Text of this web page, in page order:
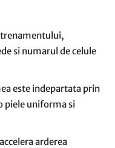
si numarul de celule
este indepartata prin
piele uniforma si
arderea